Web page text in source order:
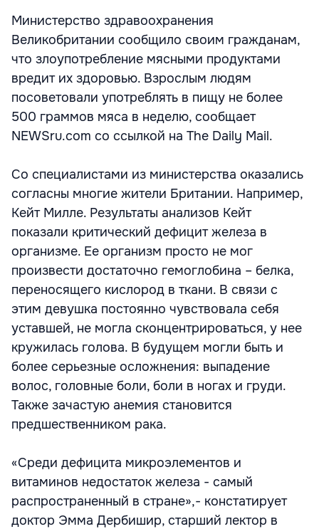
Министерство здравоохранения
Великобритании сообщило своим гражданам,
что злоупотребление мясными продуктами
вредит их здоровью. Взрослым людям
посоветовали употреблять в пищу не более
500 граммов мяса в неделю, сообщает
NEWSru.com со ссылкой на The Daily Mail.
Со специалистами из министерства оказались
согласны многие жители Британии. Например,
Кейт Милле. Результаты анализов Кейт
показали критический дефицит железа в
организме. Ее организм просто не мог
произвести достаточно гемоглобина – белка,
переносящего кислород в ткани. В связи с
этим девушка постоянно чувствовала себя
уставшей, не могла сконцентрироваться, у нее
кружилась голова. В будущем могли быть и
более серьезные осложнения: выпадение
волос, головные боли, боли в ногах и груди.
Также зачастую анемия становится
предшественником рака.
«Среди дефицита микроэлементов и
витаминов недостаток железа - самый
распространенный в стране»,- констатирует
доктор Эмма Дербишир, старший лектор в